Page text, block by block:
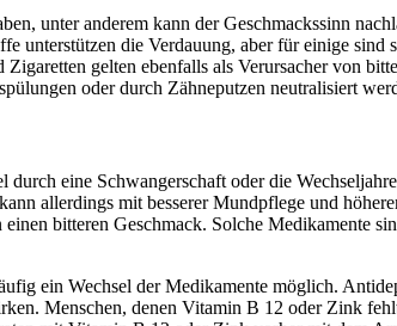
unter anderem kann der Geschmackssinn
die Verdauung, aber für einige sind
gelten ebenfalls als Verursacher von
oder durch Zähneputzen neutralisiert
eine Schwangerschaft oder die
allerdings mit besserer Mundpflege und
bitteren Geschmack. Solche Medikamente
ein Wechsel der Medikamente möglich.
Menschen, denen Vitamin B 12 oder Zink